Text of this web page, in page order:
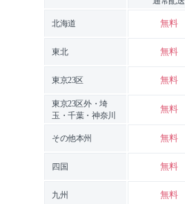
北海道 無料
東北 無料
東京23区 無料
東京23区外・埼
玉・千葉・神奈川
無料
その他本州 無料
四国 無料
九州 無料